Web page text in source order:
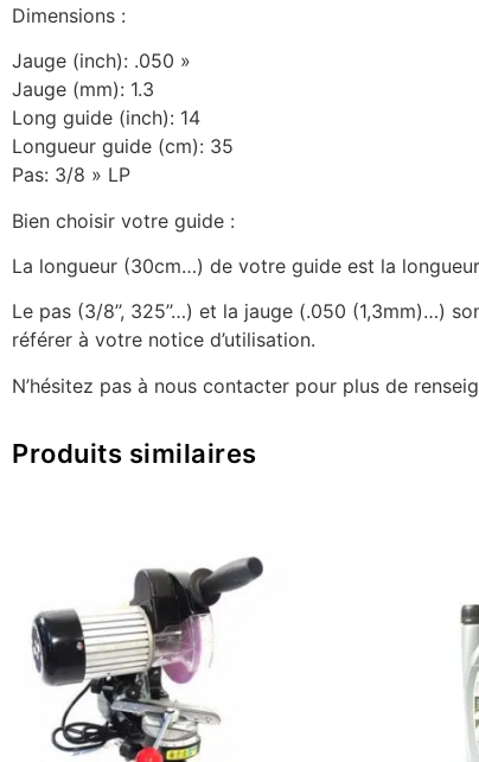
Dimensions :
Jauge (inch): .050 »
Jauge (mm): 1.3
Long guide (inch): 14
Longueur guide (cm): 35
Pas: 3/8 » LP
Bien choisir votre guide :
La longueur (30cm…) de votre guide est la
Le pas (3/8’’, 325’’…) et la jauge (.050
référer à votre notice d’utilisation.
N’hésitez pas à nous contacter pour plus de
Produits similaires